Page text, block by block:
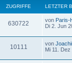
ZUGRIFFE LETZTER
630722 von Paris-
Di 2. Jun
10111 von
Mi 11.